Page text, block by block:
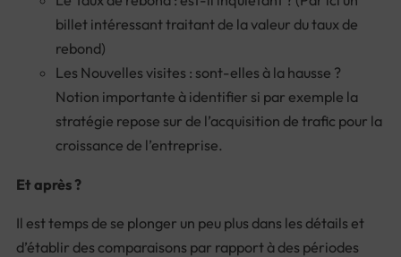
billet intéressant traitant de la valeur du taux de
rebond)
Les Nouvelles visites : sont-elles à la hausse ?
Notion importante à identifier si par exemple la
stratégie repose sur de l’acquisition de trafic pour la
croissance de l’entreprise.
Et après ?
Il est temps de se plonger un peu plus dans les détails et
d’établir des comparaisons par rapport à des périodes